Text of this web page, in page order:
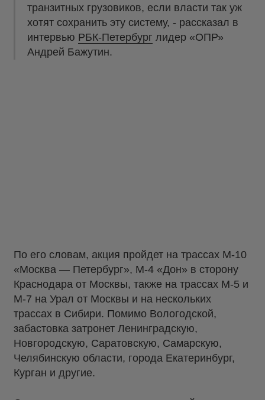
транзитных грузовиков, если власти так уж
хотят сохранить эту систему, - рассказал в
интервью РБК-Петербург лидер «ОПР»
Андрей Бажутин.
По его словам, акция пройдет на трассах М-10
«Москва — Петербург», М-4 «Дон» в сторону
Краснодара от Москвы, также на трассах М-5 и
М-7 на Урал от Москвы и на нескольких
трассах в Сибири. Помимо Вологодской,
забастовка затронет Ленинградскую,
Новгородскую, Саратовскую, Самарскую,
Челябинскую области, города Екатеринбург,
Курган и другие.